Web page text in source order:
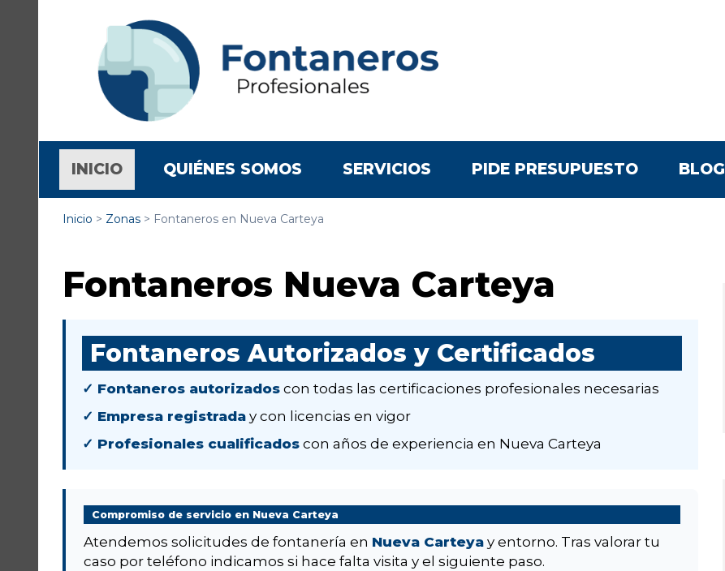
INICIO(CURRENT)
QUIÉNES SOMOS SERVICIOS PIDE PRESUPUESTO BLOG
Inicio > Zonas > Fontaneros en Nueva Carteya
Fontaneros Nueva Carteya
Fontaneros Autorizados y Certificados
✓ Fontaneros autorizados con todas las certificaciones profesionales necesarias
✓ Empresa registrada y con licencias en vigor
✓ Profesionales cualificados con años de experiencia en Nueva Carteya
Compromiso de servicio en Nueva Carteya
Atendemos solicitudes de fontanería en Nueva Carteya y entorno. Tras valorar tu
caso por teléfono indicamos si hace falta visita y el siguiente paso.